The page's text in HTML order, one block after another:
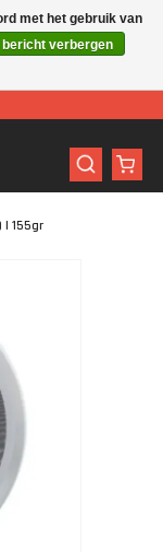
aanwezig in de
| 155gr
met het gebruik van
bericht verbergen